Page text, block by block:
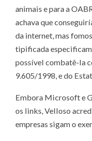
animais e para a
achava que
da internet, mas
tipificada
possível combatê-la
9.605/1998, e do
Embora Microsoft e
os links, Velloso
empresas sigam o